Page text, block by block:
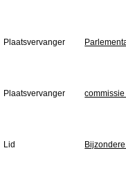
Plaatsvervanger
Plaatsvervanger
Lid